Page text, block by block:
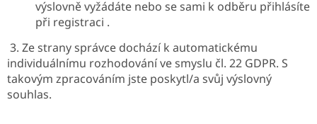
výslovně vyžádáte nebo se sami k odběru přihlásíte
při registraci .
3. Ze strany správce dochází k automatickému
individuálnímu rozhodování ve smyslu čl. 22 GDPR. S
takovým zpracováním jste poskytl/a svůj výslovný
souhlas.